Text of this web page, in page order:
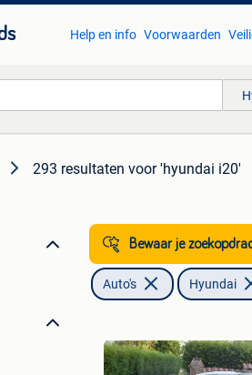
Help en info Voorwaarden
293 resultaten voor 'hyundai i20'
Bewaar je
Auto's Hyundai